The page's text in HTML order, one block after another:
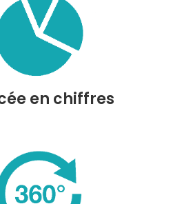
en chiffres